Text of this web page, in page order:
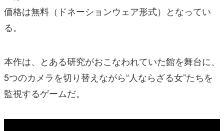
電ファミニコゲーマーとは？
価格は無料（ドネーションウェア形式）となってい
る。
本作は、とある研究がおこなわれていた館を舞台に、
5つのカメラを切り替えながら“人ならざる女”たちを
監視するゲームだ。